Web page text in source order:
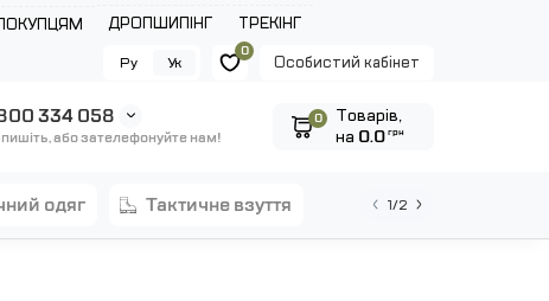
ДРОПШИПІНГ
ТРЕКІНГ
Особистий кабінет
0
Ру Ук
334 058
або зателефонуйте нам!
0
Tоварів,
на 0.0грн
одяг тактичне взуття 1/2